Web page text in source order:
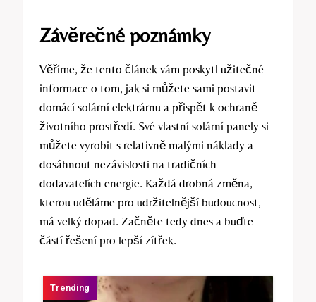
Závěrečné poznámky
Věříme, že tento článek vám poskytl užitečné
informace o tom, jak si můžete sami postavit
domácí solární elektrárnu a přispět k ochraně
životního prostředí. Své vlastní solární panely si
můžete vyrobit s relativně malými náklady a
dosáhnout nezávislosti na tradičních
dodavatelích energie. Každá drobná změna,
kterou uděláme pro udržitelnější budoucnost,
má velký dopad. Začněte tedy dnes a buďte
částí řešení pro lepší zítřek.